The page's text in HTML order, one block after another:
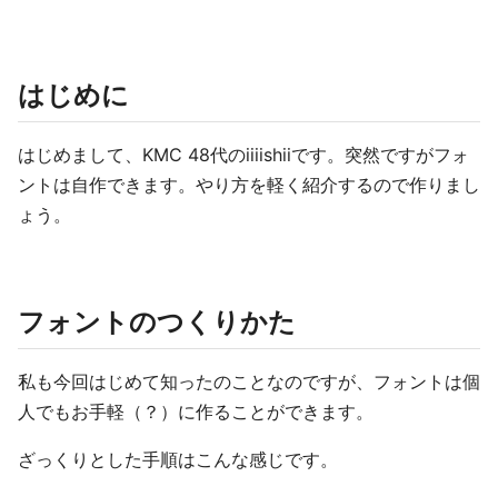
はじめに
はじめまして、KMC 48代のiiiishiiです。突然ですがフォ
ントは自作できます。やり方を軽く紹介するので作りまし
ょう。
フォントのつくりかた
私も今回はじめて知ったのことなのですが、フォントは個
人でもお手軽（？）に作ることができます。
ざっくりとした手順はこんな感じです。